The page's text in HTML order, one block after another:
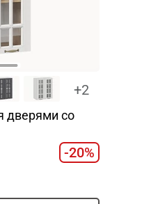
+2
дверями со
-20%